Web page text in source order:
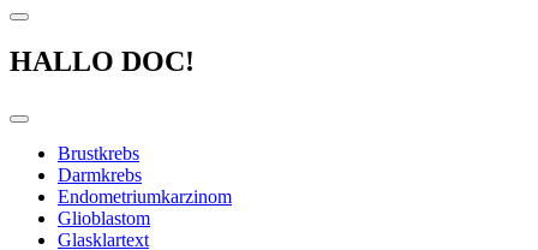
HALLO DOC!
Brustkrebs
Darmkrebs
Endometriumkarzinom
Glioblastom
Glasklartext